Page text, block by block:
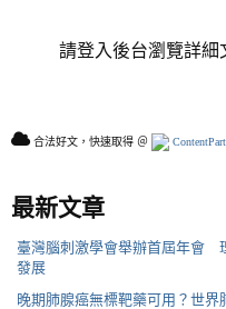
請登入後台瀏覽詳細
合法好文，快速取得 ＠
最新文章
臺灣腦刺激學會舉辦首屆年會
發展
晚期肺腺癌無標靶藥可用？世